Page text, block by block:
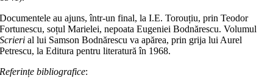
Documentele au ajuns, într-un final, la I.E. Torouțiu, prin Teodor
Fortunescu, soțul Marielei, nepoata Eugeniei Bodnărescu. Volumul
Scrieri al lui Samson Bodnărescu va apărea, prin grija lui Aurel
Petrescu, la Editura pentru literatură în 1968.
Referințe bibliografice: